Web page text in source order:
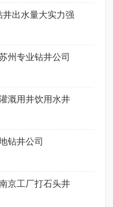
出水量大实力强
州专业钻井公司
溉用井饮用水井
钻井公司
京工厂打石头井